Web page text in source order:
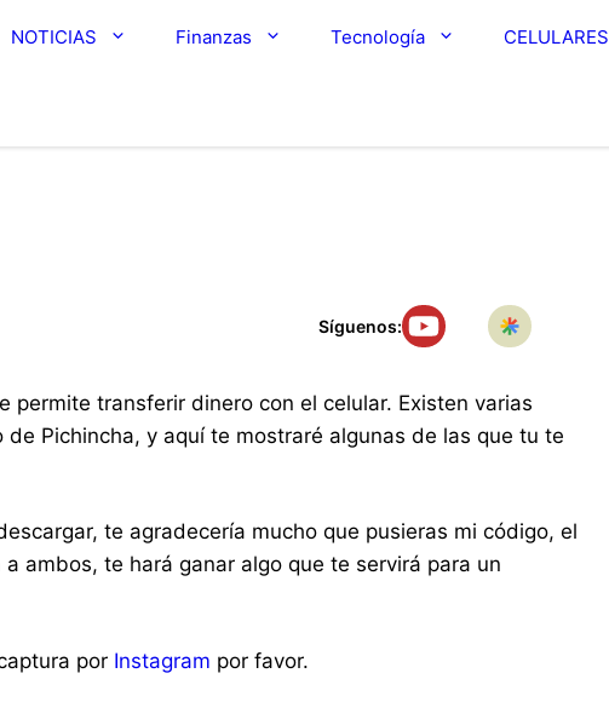
NOTICIAS Finanzas Tecnología CELULARES
Síguenos:
permite transferir dinero con el celular. Existen varias
Pichincha, y aquí te mostraré algunas de las que tu te
te agradecería mucho que pusieras mi código, el
ambos, te hará ganar algo que te servirá para un
por Instagram por favor.